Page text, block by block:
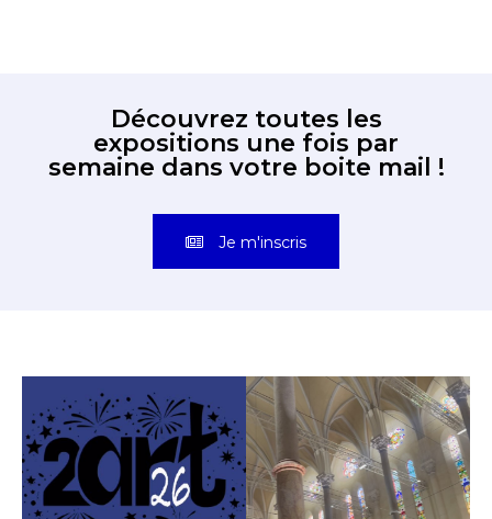
Découvrez toutes les
expositions une fois par
semaine dans votre boite mail !
Je m'inscris